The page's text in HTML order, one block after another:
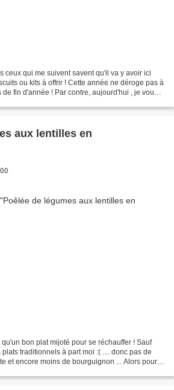
ceux qui me suivent savent qu'il va y avoir ici
ou kits à offrir ! Cette année ne déroge pas à
de fin d'année ! Par contre, aujourd'hui , je vous
aux lentilles en
bon plat mijoté pour se réchauffer ! Sauf
traditionnels à part moi :( .... donc pas de
et encore moins de bourguignon ... Alors pour